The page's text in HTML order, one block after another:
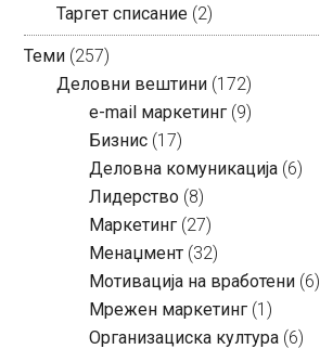
Таргет списание (2)
Теми (257)
Деловни вештини (172)
e-mail маркетинг (9)
Бизнис (17)
Деловна комуникација (6)
Лидерство (8)
Маркетинг (27)
Менаџмент (32)
Мотивација на вработени (6)
Мрежен маркетинг (1)
Организациска култура (6)